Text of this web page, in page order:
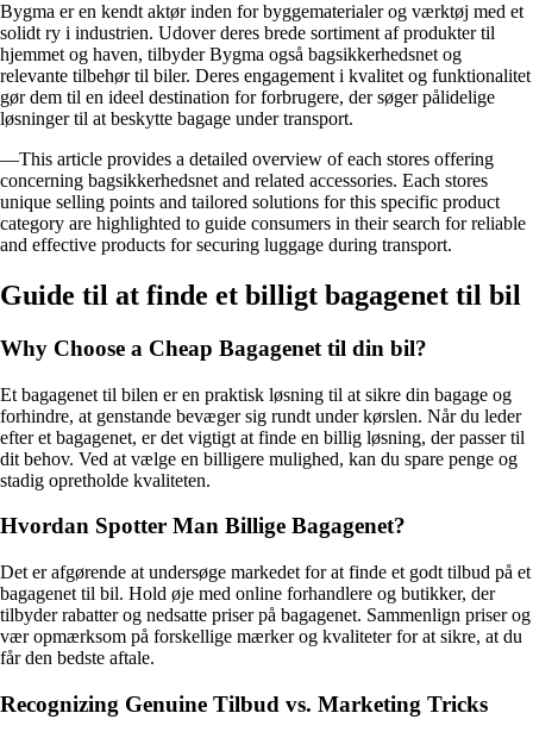
Bygma er en kendt aktør inden for byggematerialer og værktøj med et
solidt ry i industrien. Udover deres brede sortiment af produkter til
hjemmet og haven, tilbyder Bygma også bagsikkerhedsnet og
relevante tilbehør til biler. Deres engagement i kvalitet og funktionalitet
gør dem til en ideel destination for forbrugere, der søger pålidelige
løsninger til at beskytte bagage under transport.
—This article provides a detailed overview of each stores offering
concerning bagsikkerhedsnet and related accessories. Each stores
unique selling points and tailored solutions for this specific product
category are highlighted to guide consumers in their search for reliable
and effective products for securing luggage during transport.
Guide til at finde et billigt bagagenet til bil
Why Choose a Cheap Bagagenet til din bil?
Et bagagenet til bilen er en praktisk løsning til at sikre din bagage og
forhindre, at genstande bevæger sig rundt under kørslen. Når du leder
efter et bagagenet, er det vigtigt at finde en billig løsning, der passer til
dit behov. Ved at vælge en billigere mulighed, kan du spare penge og
stadig opretholde kvaliteten.
Hvordan Spotter Man Billige Bagagenet?
Det er afgørende at undersøge markedet for at finde et godt tilbud på et
bagagenet til bil. Hold øje med online forhandlere og butikker, der
tilbyder rabatter og nedsatte priser på bagagenet. Sammenlign priser og
vær opmærksom på forskellige mærker og kvaliteter for at sikre, at du
får den bedste aftale.
Recognizing Genuine Tilbud vs. Marketing Tricks